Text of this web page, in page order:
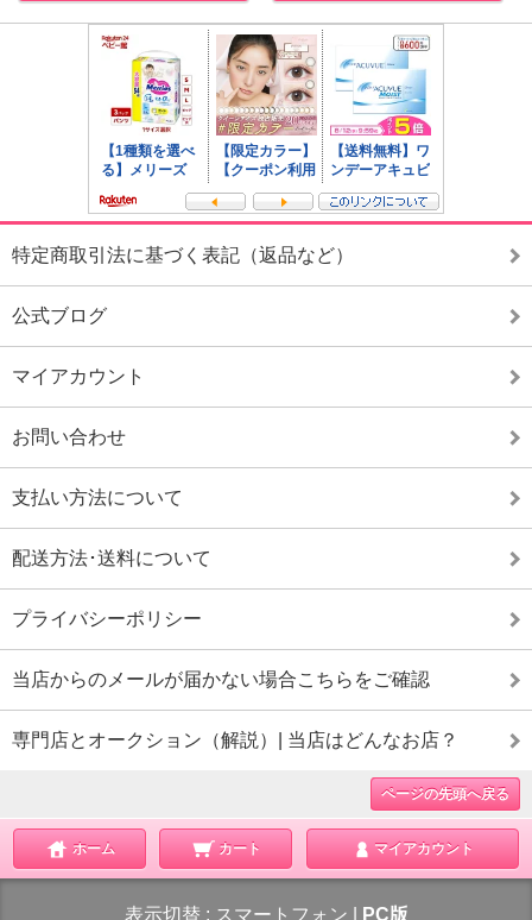
特定商取引法に基づく表記（返品など）
公式ブログ
マイアカウント
お問い合わせ
支払い方法について
配送方法･送料について
プライバシーポリシー
当店からのメールが届かない場合こちらをご確認
専門店とオークション（解説）| 当店はどんなお店？
ページの先頭へ戻る
ホーム カート マイアカウント
表示切替 : スマートフォン PC版